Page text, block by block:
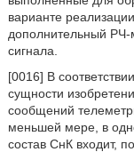
варианте
дополнительный
сигнала.
[0016] В
сущности
сообщений
меньшей мере, в
состав СнК входит,